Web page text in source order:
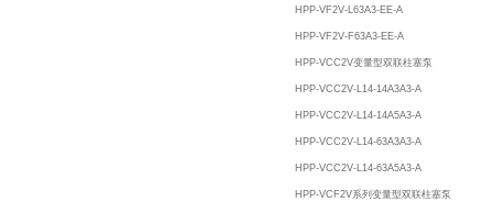
HPP-VF2V-L63A3-EE-A
HPP-VF2V-F63A3-EE-A
HPP-VCC2V变量型双联柱塞泵
HPP-VCC2V-L14-14A3A3-A
HPP-VCC2V-L14-14A5A3-A
HPP-VCC2V-L14-63A3A3-A
HPP-VCC2V-L14-63A5A3-A
HPP-VCF2V系列变量型双联柱塞泵